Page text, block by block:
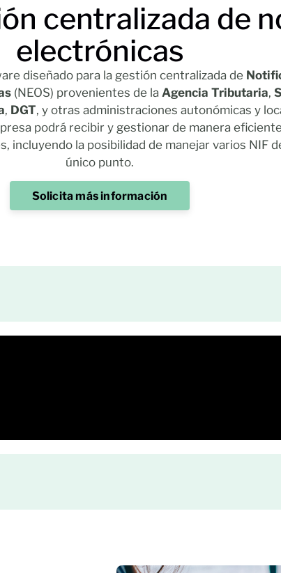
centralizada de
electrónicas
diseñado para la gestión centralizada de
(NEOS) provenientes de la Agencia Tributaria,
, DGT, y otras administraciones autonómicas y
podrá recibir y gestionar de manera
incluyendo la posibilidad de manejar varios NIF
único punto.
Solicita más información